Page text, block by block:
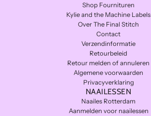
Shop Fournituren
Kylie and the Machine Labels
Over The Final Stitch
Contact
Verzendinformatie
Retourbeleid
Retour melden of annuleren
Algemene voorwaarden
Privacyverklaring
NAAILESSEN
Naailes Rotterdam
Aanmelden voor naailessen